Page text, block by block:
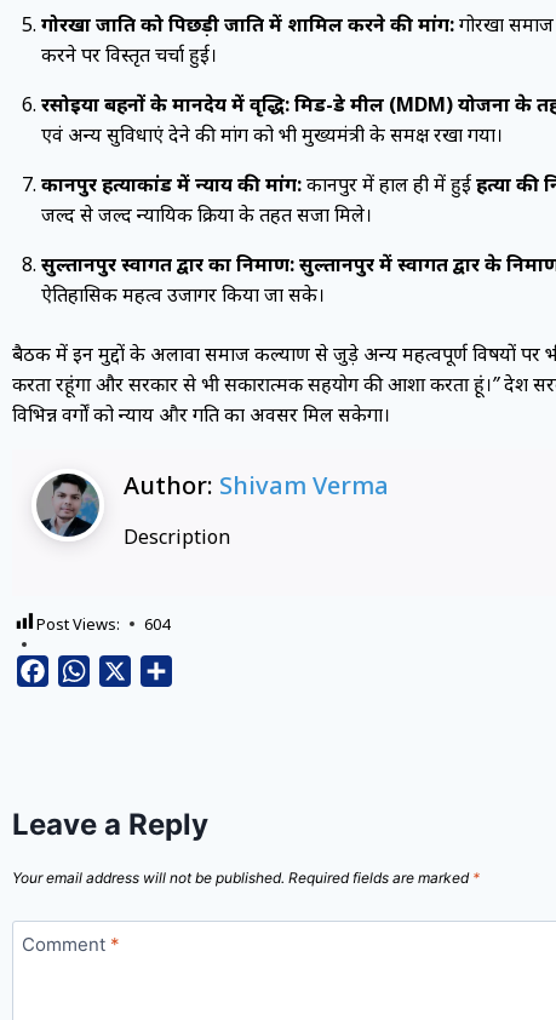
गोरखा जाति को पिछड़ी जाति में शामिल करने की मांग:गोरखा समाज
करने पर विस्तृत चर्चा हुई।
रसोइया बहनों के मानदेय में वृद्धि:मिड-डे मील (MDM) योजना के
एवं अन्य सुविधाएं देने की मांग को भी मुख्यमंत्री के समक्ष रखा गया।
कानपुर हत्याकांड में न्याय की मांग:कानपुर में हाल ही में हुईहत्या की
जल्द से जल्द न्यायिक प्रक्रिया के तहत सजा मिले।
सुल्तानपुर स्वागत द्वार का निर्माण:सुल्तानपुर में स्वागत द्वार के
ऐतिहासिक महत्व उजागर किया जा सके।
बैठक में इन मुद्दों के अलावा समाज कल्याण से जुड़े अन्य महत्वपूर्ण विषयों पर भी
करता रहूंगा और सरकार से भी सकारात्मक सहयोग की आशा करता हूं।”प्रदेश
विभिन्न वर्गों को न्याय और प्रगति का अवसर मिल सकेगा।
Author: Shivam Verma
Description
Post Views: 604
FacebookWhatsApp
Leave a Reply
Your email address will not be published. Required fields are marked *
Comment *